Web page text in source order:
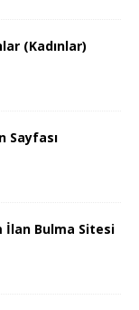
(Kadınlar)
Sayfası
İlan Bulma Sitesi